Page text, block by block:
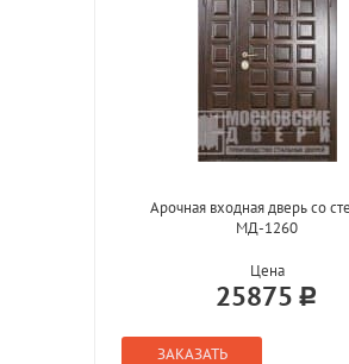
Арочная входная дверь со
МД-1260
Цена
25875
ЗАКАЗАТЬ